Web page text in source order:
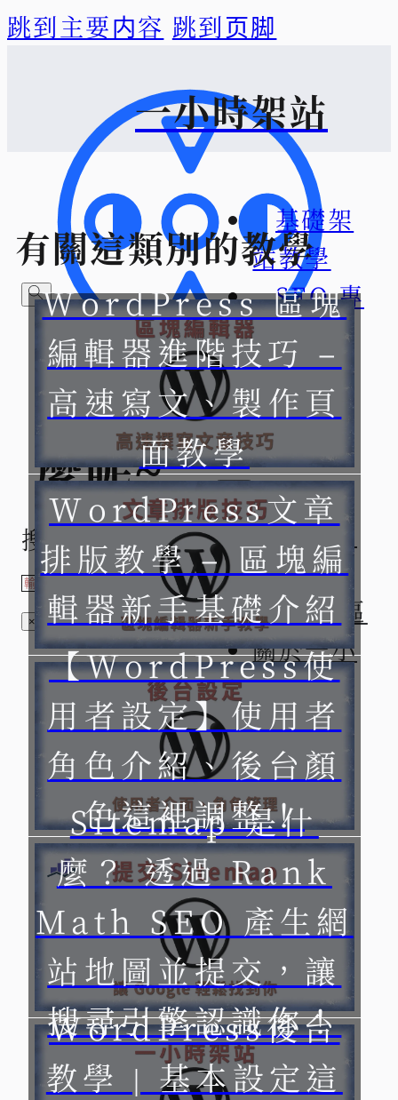
跳到主要内容 跳到页脚
一小時架站
基礎架
站教學
SEO 專
區
關於一
小時
基礎架站
教學
SEO 專區
關於一小
時
想找什
麼呢~
搜索
×
有關這類別的教學
WordPress 區塊
編輯器進階技巧 –
高速寫文、製作頁
面教學
WordPress文章
排版教學 – 區塊編
輯器新手基礎介紹
【WordPress使
用者設定】使用者
角色介紹、後台顏
色這裡調整！
Sitemap 是什
麼？ 透過 Rank
Math SEO 產生網
站地圖並提交，讓
搜尋引擎認識你！
WordPress後台
教學 | 基本設定這